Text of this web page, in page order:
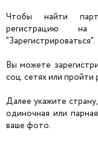
Чтобы найти
регистрацию
"Зарегистрироваться".
Вы можете
соц. сетях или
Далее укажите
одиночная или
ваше фото.